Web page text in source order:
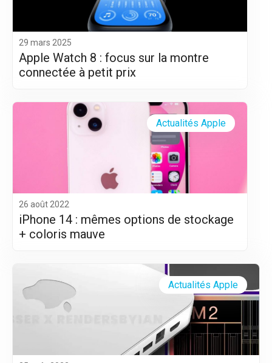
29 mars 2025
Apple Watch 8 : focus sur la montre
connectée à petit prix
26 août 2022
iPhone 14 : mêmes options de stockage
+ coloris mauve
Actualités Apple
Actualités Apple